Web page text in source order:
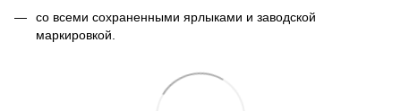
со всеми сохраненными ярлыками и заводской
маркировкой.